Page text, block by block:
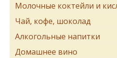
Молочные коктейли и
Чай, кофе, шоколад
Алкогольные напитки
Домашнее вино